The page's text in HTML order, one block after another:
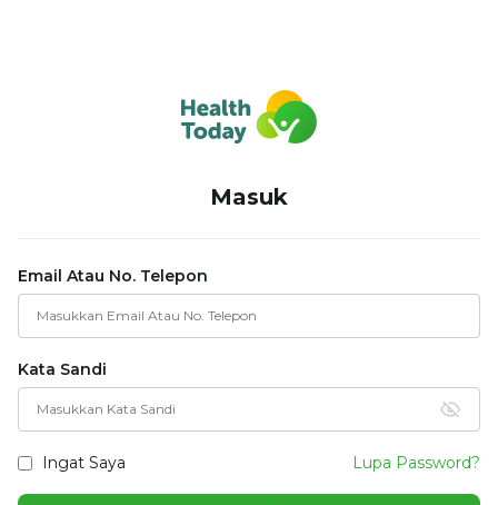
Masuk
Email Atau No. Telepon
Kata Sandi
Ingat Saya Lupa Password?